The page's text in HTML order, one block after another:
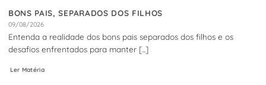
BONS PAIS, SEPARADOS DOS FILHOS
09/08/2026
Entenda a realidade dos bons pais separados dos filhos e os
desafios enfrentados para manter [...]
Ler Matéria